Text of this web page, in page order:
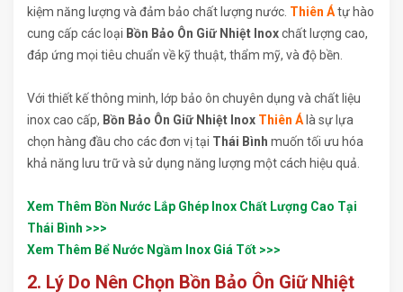
kiệm năng lượng và đảm bảo chất lượng nước. Thiên Átự hào
cung cấp các loại Bồn Bảo Ôn Giữ Nhiệt Inoxchất lượng cao,
đáp ứng mọi tiêu chuẩn về kỹ thuật, thẩm mỹ, và độ bền.
Với thiết kế thông minh, lớp bảo ôn chuyên dụng và chất liệu
inox cao cấp, Bồn Bảo Ôn Giữ Nhiệt Inox Thiên Á là sự lựa
chọn hàng đầu cho các đơn vị tại Thái Bình muốn tối ưu hóa
khả năng lưu trữ và sử dụng năng lượng một cách hiệu quả.
Xem Thêm Bồn Nước Lắp Ghép Inox Chất Lượng Cao Tại
Thái Bình >>>
Xem Thêm Bể Nước Ngầm Inox Giá Tốt >>>
2. Lý Do Nên Chọn Bồn Bảo Ôn Giữ Nhiệt